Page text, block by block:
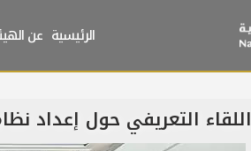
الرئيسية عن
اللقاء التعريفي حول إعداد